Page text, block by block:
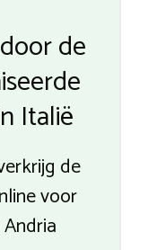
de
Italië
de
voor